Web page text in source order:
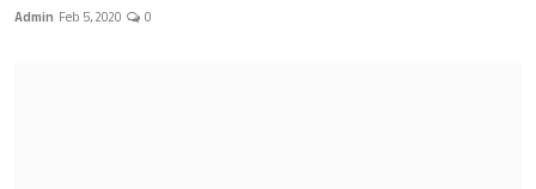
Admin Feb 5, 2020 0